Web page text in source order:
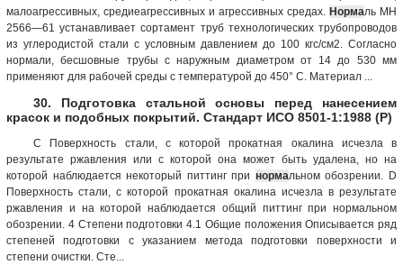
малоагрессивных, средиеагрессивных и агрессивных средах. Нормаль МН
2566—61 устанавливает сортамент труб технологических трубопроводов
из углеродистой стали с условным давлением до 100 кгс/см2. Согласно
нормали, бесшовные трубы с наружным диаметром от 14 до 530 мм
применяют для рабочей среды с температурой до 450° С. Материал ...
30. Подготовка стальной основы перед нанесением
красок и подобных покрытий. Стандарт ИСО 8501-1:1988 (Р)
С Поверхность стали, с которой прокатная окалина исчезла в
результате ржавления или с которой она может быть удалена, но на
которой наблюдается некоторый питтинг при нормальном обозрении. D
Поверхность стали, с которой прокатная окалина исчезла в результате
ржавления и на которой наблюдается общий питтинг при нормальном
обозрении. 4 Степени подготовки 4.1 Общие положения Описывается ряд
степеней подготовки с указанием метода подготовки поверхности и
степени очистки. Сте...